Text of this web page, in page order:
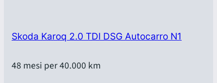
Skoda Karoq 2.0 TDI DSG Autocarro N1
48 mesi per 40.000 km